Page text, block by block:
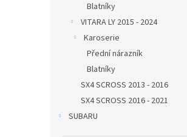
Blatníky
VITARA LY 2015 - 2024
Karoserie
Přední nárazník
Blatníky
SX4 SCROSS 2013 - 2016
SX4 SCROSS 2016 - 2021
SUBARU